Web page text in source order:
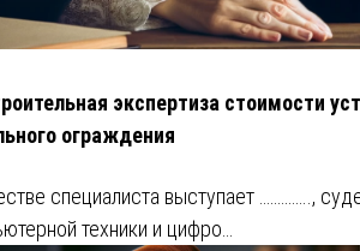
экспертиза стоимости
ограждения
специалиста выступает …………..,
техники и цифро…